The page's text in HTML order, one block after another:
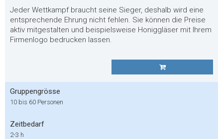
Jeder Wettkampf braucht seine Sieger, deshalb wird eine
entsprechende Ehrung nicht fehlen. Sie können die Preise
aktiv mitgestalten und beispielsweise Honiggläser mit Ihrem
Firmenlogo bedrucken lassen.
Gruppengrösse
10 bis 60 Personen
Zeitbedarf
2-3 h